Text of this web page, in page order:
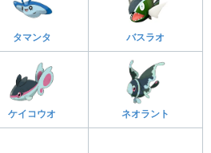
タマンタ バスラオ
ケイコウオ ネオラント